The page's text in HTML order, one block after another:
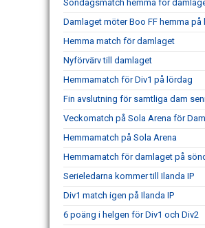
Söndagsmatch hemma för
Damlaget möter Boo FF hemma på
Hemma match för damlaget
Nyförvärv till damlaget
Hemmamatch för Div1 på lördag
Fin avslutning för samtliga dam
Veckomatch på Sola Arena för Dam
Hemmamatch på Sola Arena
Hemmamatch för damlaget på
Serieledarna kommer till Ilanda IP
Div1 match igen på Ilanda IP
6 poäng i helgen för Div1 och Div2